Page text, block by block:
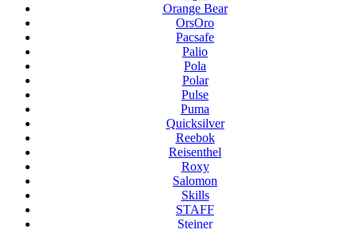
Orange Bear
OrsOro
Pacsafe
Palio
Pola
Polar
Pulse
Puma
Quicksilver
Reebok
Reisenthel
Roxy
Salomon
Skills
STAFF
Steiner